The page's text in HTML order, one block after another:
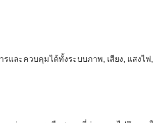
รและควบคุมได้ทั้งระบบภาพ, เสียง, แสงไ